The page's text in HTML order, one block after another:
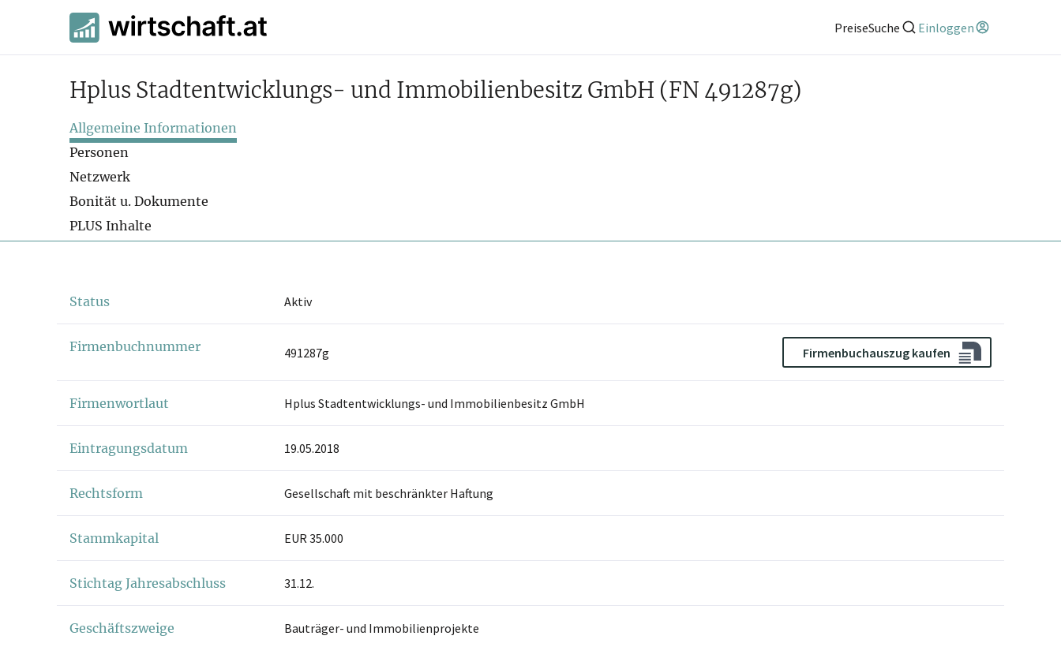
PreiseSuche Einloggen
Hplus Stadtentwicklungs- und Immobilienbesitz GmbH (FN 491287g)
Allgemeine Informationen
Personen
Netzwerk
Bonität u. Dokumente
PLUS Inhalte
Status Aktiv
Firmenbuchnummer 491287g Firmenbuchauszug kaufen
Firmenwortlaut Hplus Stadtentwicklungs- und Immobilienbesitz GmbH
Eintragungsdatum 19.05.2018
Rechtsform Gesellschaft mit beschränkter Haftung
Stammkapital EUR 35.000
Stichtag Jahresabschluss 31.12.
Geschäftszweige Bauträger- und Immobilienprojekte